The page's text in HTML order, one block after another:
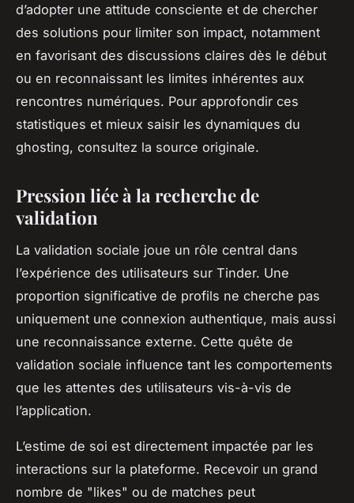
d’adopter une attitude consciente et de chercher
des solutions pour limiter son impact, notamment
en favorisant des discussions claires dès le début
ou en reconnaissant les limites inhérentes aux
rencontres numériques. Pour approfondir ces
statistiques et mieux saisir les dynamiques du
ghosting, consultez la source originale.
Pression liée à la recherche de
validation
La validation sociale joue un rôle central dans
l’expérience des utilisateurs sur Tinder. Une
proportion significative de profils ne cherche pas
uniquement une connexion authentique, mais aussi
une reconnaissance externe. Cette quête de
validation sociale influence tant les comportements
que les attentes des utilisateurs vis-à-vis de
l’application.
L’estime de soi est directement impactée par les
interactions sur la plateforme. Recevoir un grand
nombre de "likes" ou de matches peut